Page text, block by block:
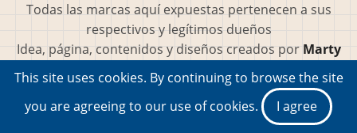
Todas las marcas aquí expuestas pertenecen a sus
respectivos y legítimos dueños
Idea, página, contenidos y diseños creados por Marty
2001-2026 Museo del Videojuego®
This site uses cookies. By continuing to browse the site
you are agreeing to our use of cookies.
I agree